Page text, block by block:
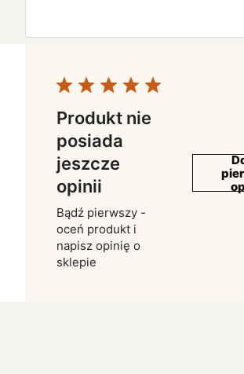
Produkt nie
posiada
jeszcze
opinii
Bądź pierwszy -
oceń produkt i
napisz opinię o
sklepie